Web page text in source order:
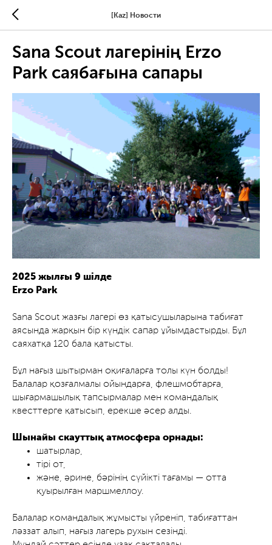
[Kaz] Новости
Sana Scout лагерінің Erzo
Park саябағына сапары
2025 жылғы 9 шілде
Erzo Park
Sana Scout жазғы лагері өз қатысушыларына табиғат
аясында жарқын бір күндік сапар ұйымдастырды. Бұл
саяхатқа 120 бала қатысты.
Бұл нағыз шытырман оқиғаларға толы күн болды!
Балалар қозғалмалы ойындарға, флешмобтарға,
шығармашылық тапсырмалар мен командалық
квесттерге қатысып, ерекше әсер алды.
Шынайы скауттық атмосфера орнады:
шатырлар,
тірі от,
және, әрине, бәрінің сүйікті тағамы — отта
қуырылған маршмеллоу.
Балалар командалық жұмысты үйреніп, табиғаттан
ләззат алып, нағыз лагерь рухын сезінді.